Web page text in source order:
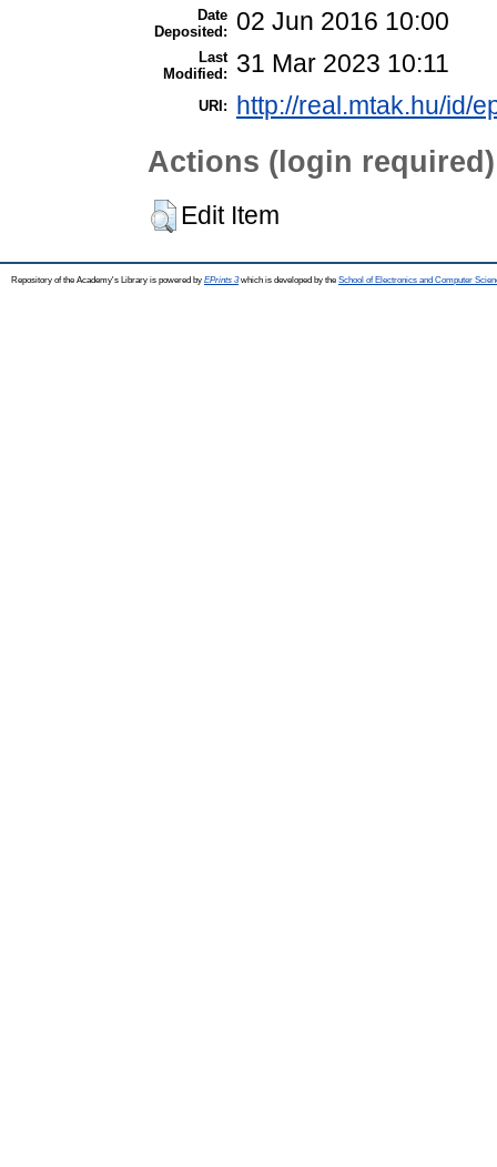
Date
Deposited:
02 Jun 2016 10:00
Last
Modified:
31 Mar 2023 10:11
URI: http://real.mtak.hu/id/
Actions (login required)
Edit Item
Repository of the Academy's Library is powered by EPrints 3which is developed by the School of Electronics and Computer